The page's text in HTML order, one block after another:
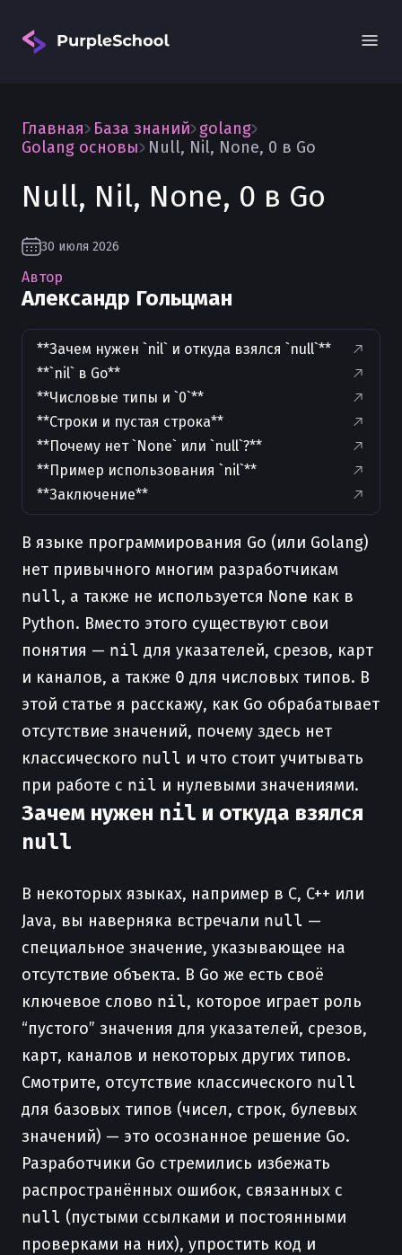
Главная База знаний golang
Golang основы
Null, Nil, None, 0 в Go
Null, Nil, None, 0 в Go
30 июля 2026
Автор
Александр Гольцман
**Зачем нужен `nil` и откуда взялся `null`**
**`nil` в Go**
**Числовые типы и `0`**
**Строки и пустая строка**
**Почему нет `None` или `null`?**
**Пример использования `nil`**
**Заключение**
В языке программирования Go (или Golang)
нет привычного многим разработчикам
null, а также не используется None как в
Python. Вместо этого существуют свои
понятия — nil для указателей, срезов, карт
и каналов, а также 0 для числовых типов. В
этой статье я расскажу, как Go обрабатывает
отсутствие значений, почему здесь нет
классического null и что стоит учитывать
при работе с nil и нулевыми значениями.
Зачем нужен nil и откуда взялся
null
В некоторых языках, например в C, C++ или
Java, вы наверняка встречали null —
специальное значение, указывающее на
отсутствие объекта. В Go же есть своё
ключевое слово nil, которое играет роль
“пустого” значения для указателей, срезов,
карт, каналов и некоторых других типов.
Смотрите, отсутствие классического null
для базовых типов (чисел, строк, булевых
значений) — это осознанное решение Go.
Разработчики Go стремились избежать
распространённых ошибок, связанных с
null (пустыми ссылками и постоянными
проверками на них), упростить код и